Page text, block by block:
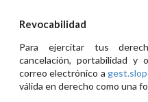
Revocabilidad
Para ejercitar tus
cancelación, portabilidad y
correo electrónico a
válida en derecho como una